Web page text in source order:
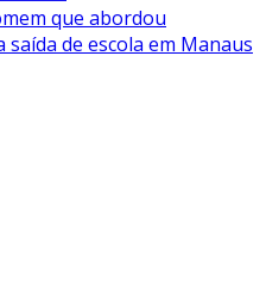
que abordou
de escola em Manaus